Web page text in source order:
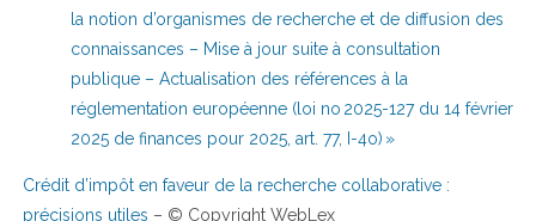
la notion d’organismes de recherche et de diffusion des
connaissances – Mise à jour suite à consultation
publique – Actualisation des références à la
réglementation européenne (loi no 2025-127 du 14 février
2025 de finances pour 2025, art. 77, I-4o) »
Crédit d’impôt en faveur de la recherche collaborative :
précisions utiles – © Copyright WebLex